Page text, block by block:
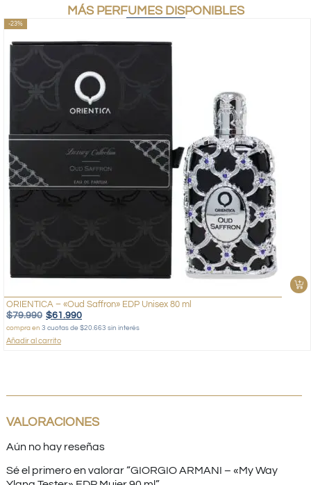
MÁS PERFUMES DISPONIBLES
-23%
ORIENTICA – «Oud Saffron» EDP Unisex 80 ml
$79.990 $61.990
compra en 3 cuotas de $20.663 sin interés
Añadir al carrito
VALORACIONES
Aún no hay reseñas
Sé el primero en valorar “GIORGIO ARMANI – «My Way